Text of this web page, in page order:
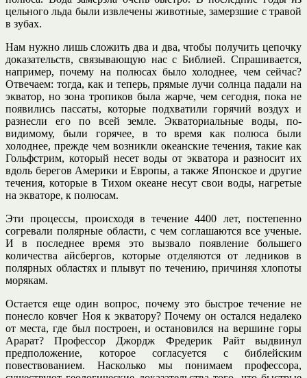
цельного льда были извлечены животные, замерзшие с травой
в зубах.
Нам нужно лишь сложить два и два, чтобы получить цепочку
доказательств, связывающую нас с Библией. Спрашивается,
например, почему на полюсах было холоднее, чем сейчас?
Отвечаем: тогда, как и теперь, прямые лучи солнца падали на
экватор, но зона тропиков была жарче, чем сегодня, пока не
появились пассаты, которые подхватили горячий воздух и
разнесли его по всей земле. Экваториальные воды, по-
видимому, были горячее, в то время как полюса были
холоднее, прежде чем возникли океанские течения, такие как
Гольфстрим, который несет воды от экватора и разносит их
вдоль берегов Америки и Европы, а также Японское и другие
течения, которые в Тихом океане несут свои воды, нагретые
на экваторе, к полюсам.
Эти процессы, происходя в течение 4400 лет, постепенно
согревали полярные области, с чем соглашаются все ученые.
И в последнее время это вызвало появление большего
количества айсбергов, которые отделяются от ледников в
полярных областях и плывут по течению, причиняя хлопоты
морякам.
Остается еще один вопрос, почему это быстрое течение не
понесло ковчег Ноя к экватору? Почему он остался недалеко
от места, где был построен, и остановился на вершине горы
Арарат? Профессор Джордж Фредерик Райт выдвинул
предположение, которое согласуется с библейским
повествованием. Насколько мы понимаем профессора,